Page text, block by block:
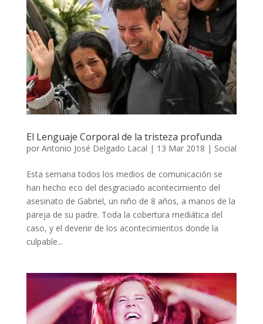
El Lenguaje Corporal de la tristeza profunda
por Antonio José Delgado Lacal | 13 Mar 2018 | Social
Esta semana todos los medios de comunicación se
han hecho eco del desgraciado acontecimiento del
asesinato de Gabriel, un niño de 8 años, a manos de la
pareja de su padre. Toda la cobertura mediática del
caso, y el devenir de los acontecimientos donde la
culpable...